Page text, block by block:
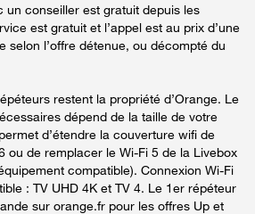
un conseiller est gratuit depuis les
est gratuit et l’appel est au prix d’une
selon l’offre détenue, ou décompté du
restent la propriété d’Orange. Le
dépend de la taille de votre
d’étendre la couverture wifi de
ou de remplacer le Wi-Fi 5 de la Livebox
compatible). Connexion Wi-Fi
: TV UHD 4K et TV 4. Le 1er répéteur
sur orange.fr pour les offres Up et